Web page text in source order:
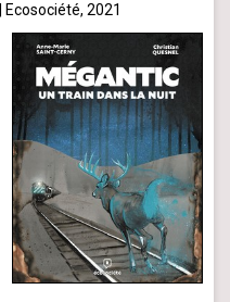
Ecosociété, 2021